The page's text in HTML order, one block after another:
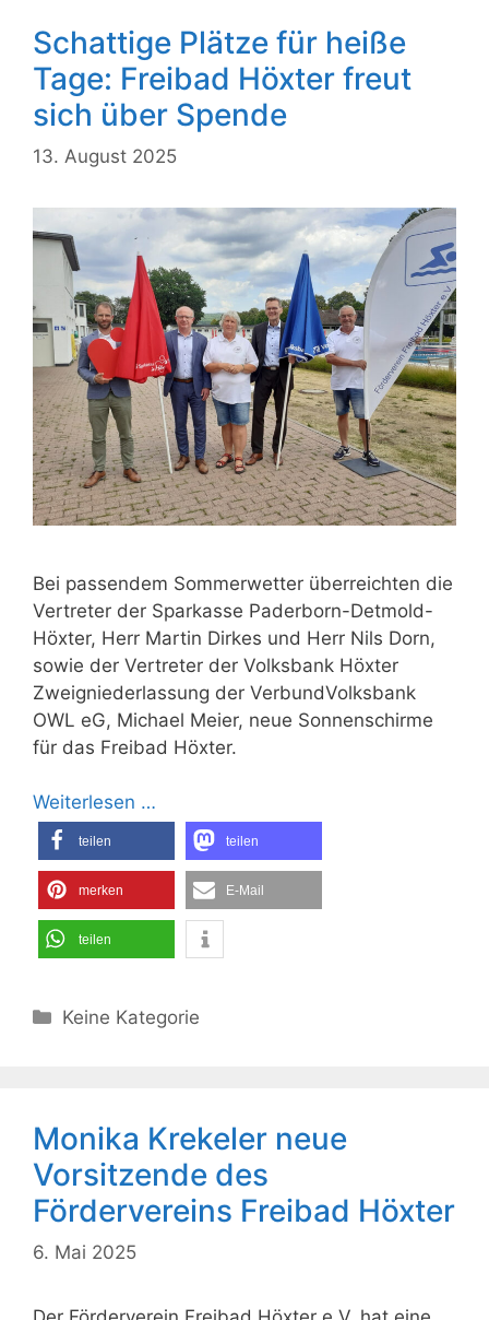
Schattige Plätze für heiße
Tage: Freibad Höxter freut
sich über Spende
13. August 2025
Bei passendem Sommerwetter überreichten die
Vertreter der Sparkasse Paderborn-Detmold-
Höxter, Herr Martin Dirkes und Herr Nils Dorn,
sowie der Vertreter der Volksbank Höxter
Zweigniederlassung der VerbundVolksbank
OWL eG, Michael Meier, neue Sonnenschirme
für das Freibad Höxter.
Weiterlesen …
teilen teilen
merken E-Mail
teilen
Kategorien
Keine Kategorie
Monika Krekeler neue
Vorsitzende des
Fördervereins Freibad Höxter
6. Mai 2025